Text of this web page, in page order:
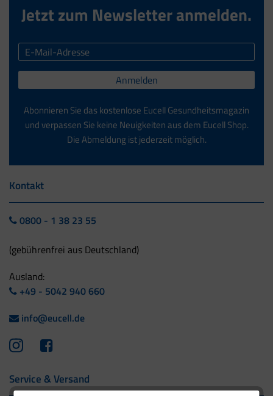
Jetzt zum Newsletter anmelden.
Anmelden
Abonnieren Sie das kostenlose Eucell Gesundheitsmagazin
und verpassen Sie keine Neuigkeiten aus dem Eucell Shop.
Die Abmeldung ist jederzeit möglich.
Kontakt
0800 - 1 38 23 55
(gebührenfrei aus Deutschland)
Ausland:
+49 - 5042 940 660
info@eucell.de
Service & Versand